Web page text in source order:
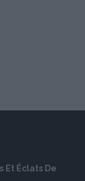
Et Éclats De